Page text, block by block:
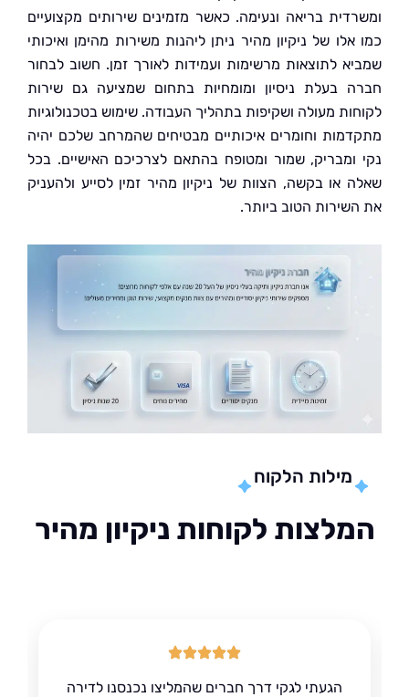
בריאה ונעימה. כאשר מזמינים שירותים מקצועיים
של ניקיון מהיר ניתן ליהנות משירות מהימן ואיכותי
לתוצאות מרשימות ועמידות לאורך זמן. חשוב לבחור
בעלת ניסיון ומומחיות בתחום שמציעה גם שירות
מעולה ושקיפות בתהליך העבודה. שימוש בטכנולוגיות
וחומרים איכותיים מבטיחים שהמרחב שלכם יהיה
שמור ומטופח בהתאם לצרכיכם האישיים. בכל
או בקשה, הצוות של ניקיון מהיר זמין לסייע ולהעניק
הטוב ביותר.
מילות הלקוח
לקוחות ניקיון מהיר
הגעתי לגקי דרך חברים שהמליצו נכנסנו לדירה